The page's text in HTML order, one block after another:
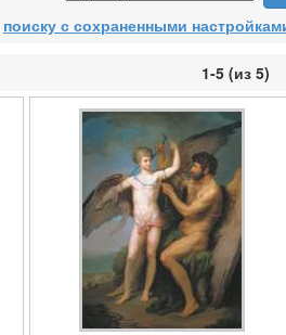
поиску с сохраненными
1-5 (из 5)